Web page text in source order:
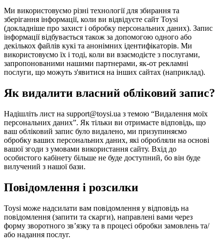
Ми використовуємо різні технології для збирання та
зберігання інформації, коли ви відвідуєте сайт Toysi
(докладніше про захист і обробку персональних даних). Запис
інформації відбувається також за допомогою одного або
декількох файлів кукі та анонімних ідентифікаторів. Ми
використовуємо їх і тоді, коли ви взаємодієте з послугами,
запропонованими нашими партнерами, як-от рекламні
послуги, що можуть з'явитися на інших сайтах (наприклад).
Як видалити власний обліковий запис?
Надішліть лист на support@toysi.ua з темою “Видалення моїх
персональних даних”. Як тільки ви отримаєте відповідь, що
ваш обліковий запис було видалено, ми призупиняємо
обробку ваших персональних даних, які обробляли на основі
вашої згоди з умовами використання сайту. Вхід до
особистого кабінету більше не буде доступний, бо він буде
вилучений з нашої бази.
Повідомлення і розсилки
Toysi може надсилати вам повідомлення у відповідь на
повідомлення (запити та скарги), направлені вами через
форму зворотного зв’язку та в процесі обробки замовлень та/
або надання послуг.